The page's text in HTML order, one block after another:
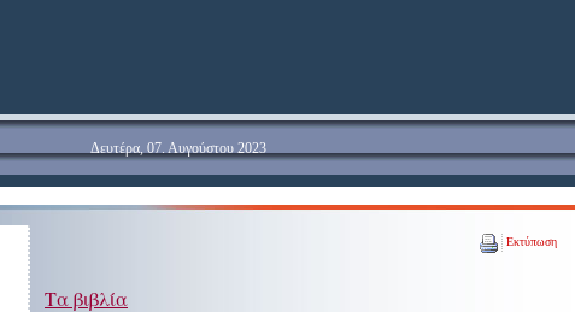
Δευτέρα, 07. Αυγούστου 2023
Εκτύπωση
Τα βιβλία